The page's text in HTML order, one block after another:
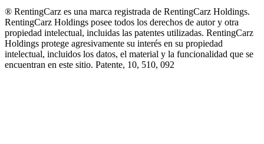
® RentingCarz es una marca registrada de RentingCarz Holdings.
RentingCarz Holdings posee todos los derechos de autor y otra
propiedad intelectual, incluidas las patentes utilizadas. RentingCarz
Holdings protege agresivamente su interés en su propiedad
intelectual, incluidos los datos, el material y la funcionalidad que se
encuentran en este sitio. Patente, 10, 510, 092